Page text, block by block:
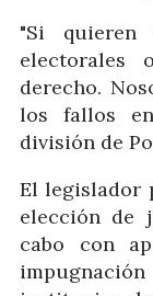
"Si quieren
electorales
derecho.
los fallos
división de
El legislador
elección de
cabo con